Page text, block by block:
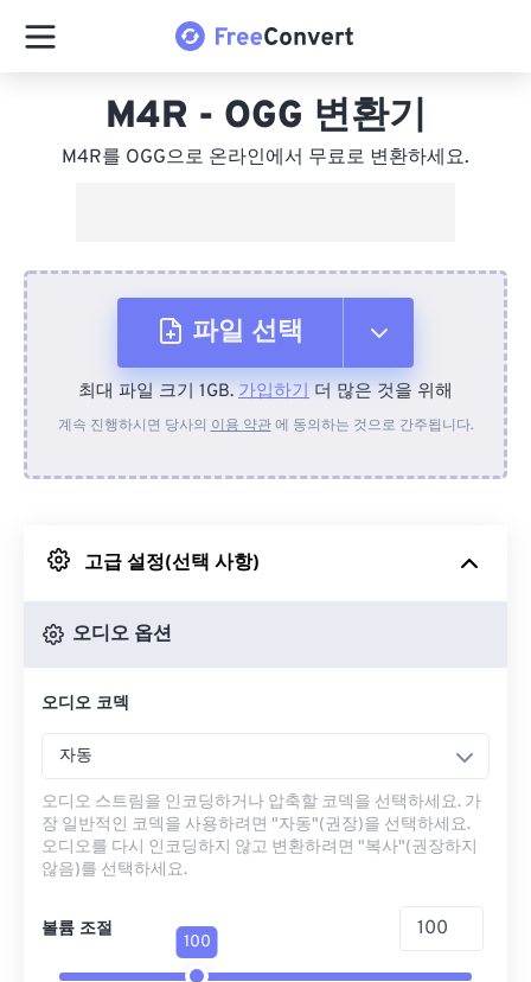
M4R - OGG 변환기
M4R를 OGG으로 온라인에서 무료로 변환하세요.
파일 선택
장치에서
Google 드라이브에서
최대 파일 크기 1GB. 가입하기 더 많은 것을 위해
계속 진행하시면 당사의 이용 약관에 동의하는 것으로 간주됩니다.
고급 설정(선택 사항)
오디오 옵션
오디오 코덱
자동
오디오 스트림을 인코딩하거나 압축할 코덱을 선택하세요. 가
장 일반적인 코덱을 사용하려면 "자동"(권장)을 선택하세요.
오디오를 다시 인코딩하지 않고 변환하려면 "복사"(권장하지
않음)를 선택하세요.
볼륨 조절
100